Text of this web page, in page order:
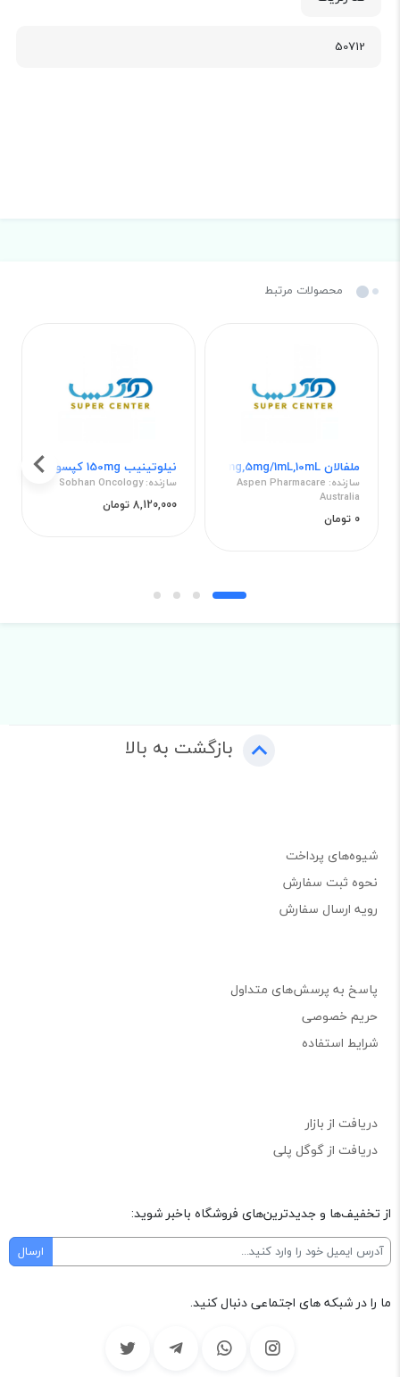
50712
محصولات مرتبط
ملفالان 50mg,5mg/1mL,10mL پودر برای سوسپانسیون تزریقی
سازنده: Aspen Pharmacare
Australia
0 تومان
نیلوتینیب 150mg کپسول خوراکی
سازنده: Sobhan Oncology
8,120,000 تومان
بازگشت به بالا
شیوه‌های پرداخت
نحوه ثبت سفارش
رویه ارسال سفارش
پاسخ به پرسش‌های متداول
حریم خصوصی
شرایط استفاده
دریافت از بازار
دریافت از گوگل پلی
از تخفیف‌ها و جدیدترین‌های فروشگاه باخبر شوید:
ما را در شبکه های اجتماعی دنبال کنید.